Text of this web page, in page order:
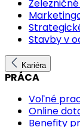
Stavby v
Kariéra
PRÁCA
Voľné
Online
Benefity